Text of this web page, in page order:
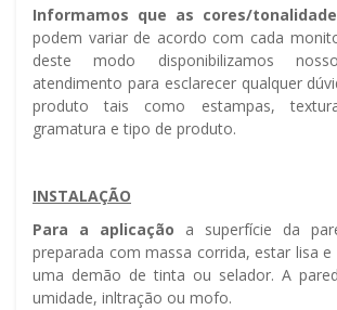
Informamos que as cores/
podem variar de acordo com cada
deste modo disponibilizamos
atendimento para esclarecer qualquer
produto tais como estampas,
gramatura e tipo de produto.
INSTALAÇÃO
Para a aplicação a superfície da
preparada com massa corrida, estar lisa
uma demão de tinta ou selador. A
umidade, infiltração ou mofo.